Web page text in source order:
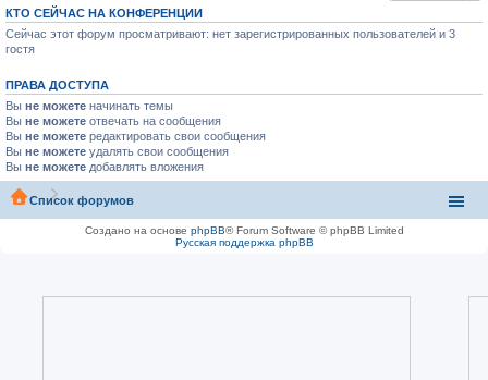
КТО СЕЙЧАС НА КОНФЕРЕНЦИИ
Сейчас этот форум просматривают: нет зарегистрированных пользователей и 3
гостя
ПРАВА ДОСТУПА
Вы не можете начинать темы
Вы не можете отвечать на сообщения
Вы не можете редактировать свои сообщения
Вы не можете удалять свои сообщения
Вы не можете добавлять вложения
Список форумов
Создано на основе phpBB® Forum Software © phpBB Limited
Русская поддержка phpBB